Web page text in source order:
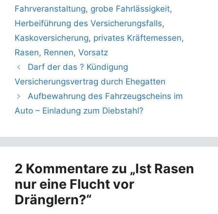
Fahrveranstaltung, grobe Fahrlässigkeit,
Herbeiführung des Versicherungsfalls,
Kaskoversicherung, privates Kräftemessen,
Rasen, Rennen, Vorsatz
Darf der das ? Kündigung
Versicherungsvertrag durch Ehegatten
Aufbewahrung des Fahrzeugscheins im
Auto – Einladung zum Diebstahl?
2 Kommentare zu „Ist Rasen
nur eine Flucht vor
Dränglern?“